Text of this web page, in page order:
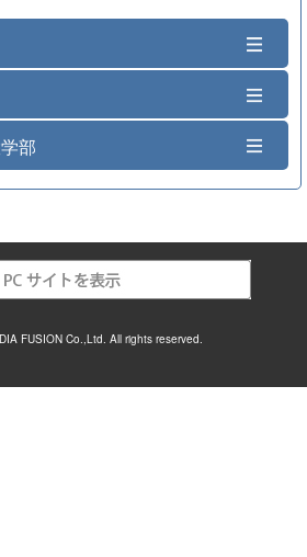
部
FUSION Co.,Ltd. All rights reserved.